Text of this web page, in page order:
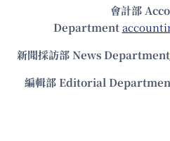
會計部
Department
新聞採訪部 News Department
編輯部 Editorial